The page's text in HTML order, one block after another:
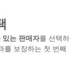
있는 판매자를 선택하
를 보장하는 첫 번째